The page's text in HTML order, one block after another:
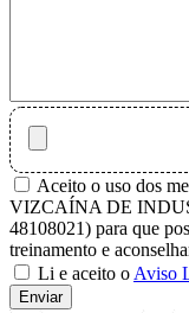
Aceito o uso dos
VIZCAÍNA DE
48108021) para que
treinamento e
Li e aceito o Aviso
Enviar